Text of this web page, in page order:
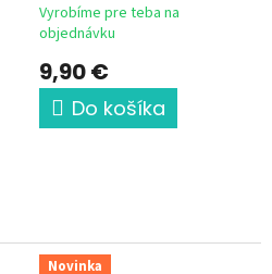
Vyrobíme pre teba na
objednávku
9,90 €
Do košíka
Novinka